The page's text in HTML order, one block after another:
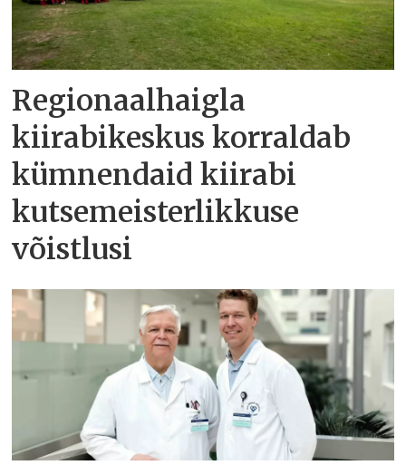
Regionaalhaigla
kiirabikeskus korraldab
kümnendaid kiirabi
kutsemeisterlikkuse
võistlusi